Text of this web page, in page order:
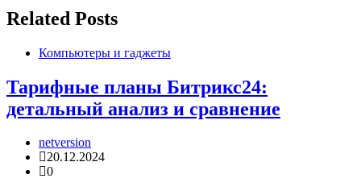
Related Posts
Компьютеры и гаджеты
Тарифные планы Битрикс24:
детальный анализ и сравнение
netversion
20.12.2024
0